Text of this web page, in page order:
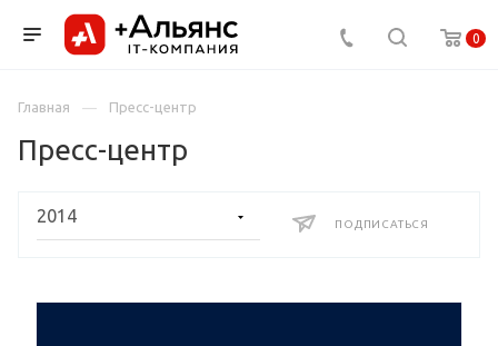
0
Главная Пресс-центр
Пресс-центр
ПОДПИСАТЬСЯ